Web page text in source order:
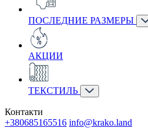
ПОСЛЕДНИЕ РАЗМЕРЫ
АКЦИИ
ТЕКСТИЛЬ
Контакти
+380685165516 info@krako.land